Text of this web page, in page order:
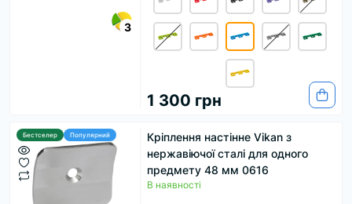
3
1 300 грн
Бестселер Популярний
Кріплення настінне Vikan з
нержавіючої сталі для одного
предмету 48 мм 0616
В наявності